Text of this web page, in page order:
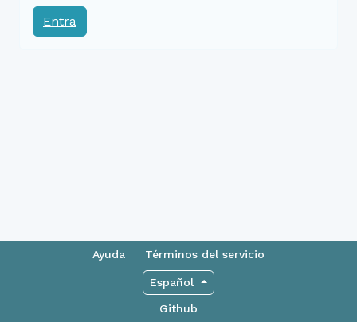
Entra
Ayuda Términos del servicio
Español
Github